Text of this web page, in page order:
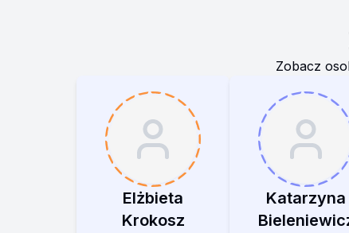
Zobacz
Elżbieta
Krokosz
Katarzyna